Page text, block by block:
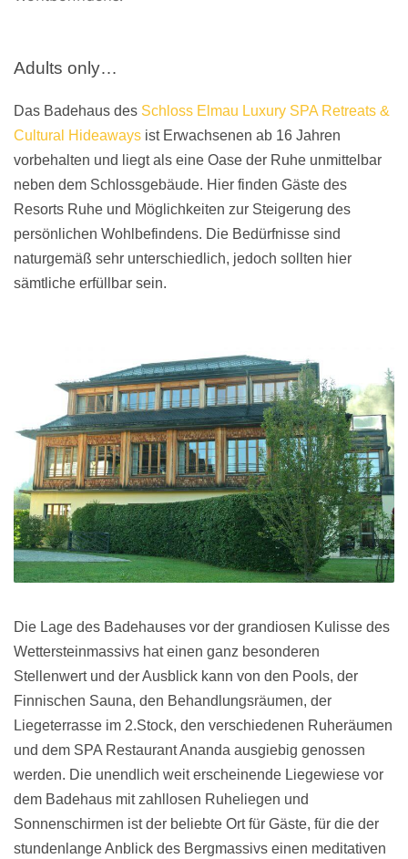
Adults only…
Das Badehaus des Schloss Elmau Luxury SPA Retreats &
Cultural Hideaways ist Erwachsenen ab 16 Jahren
vorbehalten und liegt als eine Oase der Ruhe unmittelbar
neben dem Schlossgebäude. Hier finden Gäste des
Resorts Ruhe und Möglichkeiten zur Steigerung des
persönlichen Wohlbefindens. Die Bedürfnisse sind
naturgemäß sehr unterschiedlich, jedoch sollten hier
sämtliche erfüllbar sein.
Die Lage des Badehauses vor der grandiosen Kulisse des
Wettersteinmassivs hat einen ganz besonderen
Stellenwert und der Ausblick kann von den Pools, der
Finnischen Sauna, den Behandlungsräumen, der
Liegeterrasse im 2.Stock, den verschiedenen Ruheräumen
und dem SPA Restaurant Ananda ausgiebig genossen
werden. Die unendlich weit erscheinende Liegewiese vor
dem Badehaus mit zahllosen Ruheliegen und
Sonnenschirmen ist der beliebte Ort für Gäste, für die der
stundenlange Anblick des Bergmassivs einen meditativen